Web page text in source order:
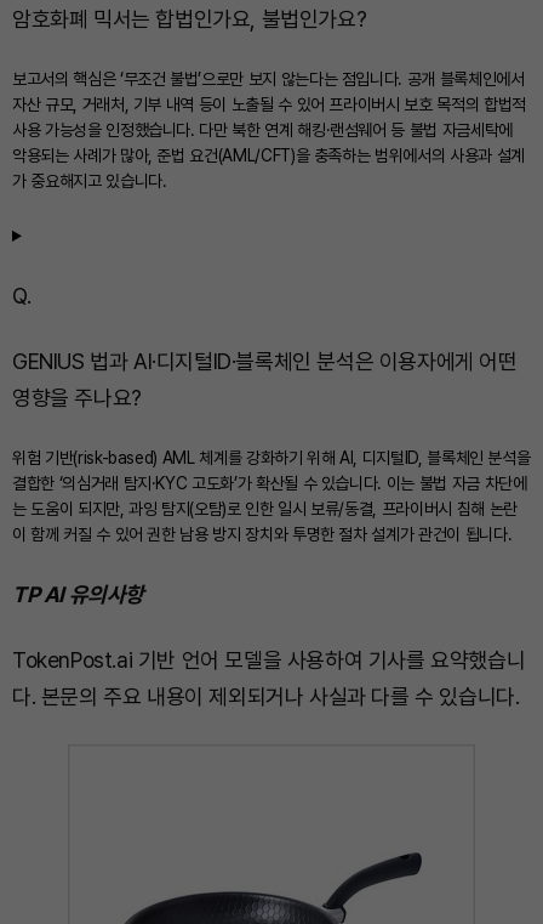
암호화폐 믹서는 합법인가요, 불법인가요?
보고서의 핵심은 ‘무조건 불법’으로만 보지 않는다는 점입니다. 공개 블록체인에서
자산 규모, 거래처, 기부 내역 등이 노출될 수 있어 프라이버시 보호 목적의 합법적
사용 가능성을 인정했습니다. 다만 북한 연계 해킹·랜섬웨어 등 불법 자금세탁에
악용되는 사례가 많아, 준법 요건(AML/CFT)을 충족하는 범위에서의 사용과 설계
가 중요해지고 있습니다.
Q.
GENIUS 법과 AI·디지털ID·블록체인 분석은 이용자에게 어떤
영향을 주나요?
위험 기반(risk-based) AML 체계를 강화하기 위해 AI, 디지털ID, 블록체인 분석을
결합한 ‘의심거래 탐지·KYC 고도화’가 확산될 수 있습니다. 이는 불법 자금 차단에
는 도움이 되지만, 과잉 탐지(오탐)로 인한 일시 보류/동결, 프라이버시 침해 논란
이 함께 커질 수 있어 권한 남용 방지 장치와 투명한 절차 설계가 관건이 됩니다.
TP AI 유의사항
TokenPost.ai 기반 언어 모델을 사용하여 기사를 요약했습니
다. 본문의 주요 내용이 제외되거나 사실과 다를 수 있습니다.